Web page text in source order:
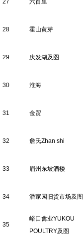
27 六百里
28 霍山黄芽
29 庆发湖及图
30 淮海
31 金贸
32 詹氏Zhan shi
33 眉州东坡酒楼
34 潘家园旧货市场及图
35
峪口禽业YUKOU
POULTRY及图